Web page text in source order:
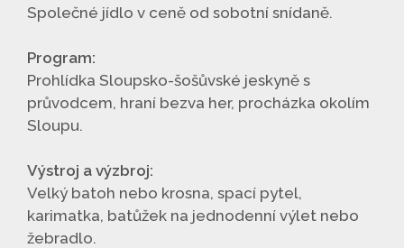
Společné jídlo v ceně od sobotní snídaně.
Program:
Prohlídka Sloupsko-šošůvské jeskyně s
průvodcem, hraní bezva her, procházka okolím
Sloupu.
Výstroj a výzbroj:
Velký batoh nebo krosna, spací pytel,
karimatka, batůžek na jednodenní výlet nebo
žebradlo.